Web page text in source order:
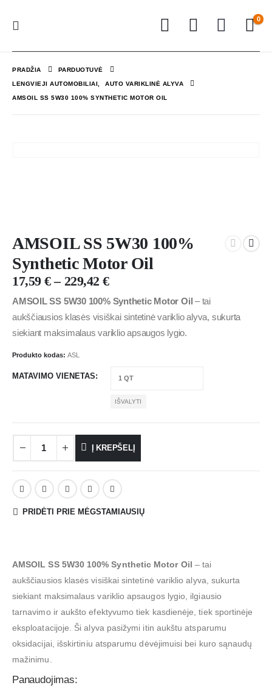
0
PRADŽIA PARDUOTUVĖ
LENGVIEJI AUTOMOBILIAI AUTO VARIKLINĖ ALYVA
AMSOIL SS 5W30 100% SYNTHETIC MOTOR OIL
AMSOIL SS 5W30 100%
Synthetic Motor Oil
17,59€ – 229,42€
AMSOIL SS 5W30 100% Synthetic Motor Oil – tai
aukščiausios klasės visiškai sintetinė variklio alyva, sukurta
siekiant maksimalaus variklio apsaugos lygio.
Produkto kodas: ASL
MATAVIMO VIENETAS
IŠVALYTI
Į KREPŠELĮ
PRIDĖTI PRIE MĖGSTAMIAUSIŲ
AMSOIL SS 5W30 100% Synthetic Motor Oil – tai
aukščiausios klasės visiškai sintetinė variklio alyva, sukurta
siekiant maksimalaus variklio apsaugos lygio, ilgiausio
tarnavimo ir aukšto efektyvumo tiek kasdienėje, tiek sportinėje
eksploatacijoje. Ši alyva pasižymi itin aukštu atsparumu
oksidacijai, išskirtiniu atsparumu dėvėjimuisi bei kuro sąnaudų
mažinimu.
Panaudojimas: